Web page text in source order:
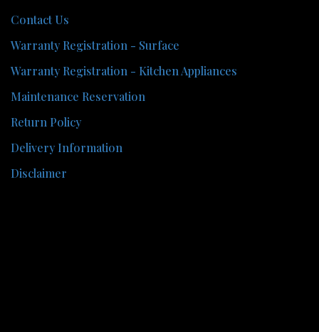
Contact Us
Warranty Registration - Surface
Warranty Registration - Kitchen Appliances
Maintenance Reservation
Return Policy
Delivery Information
Disclaimer